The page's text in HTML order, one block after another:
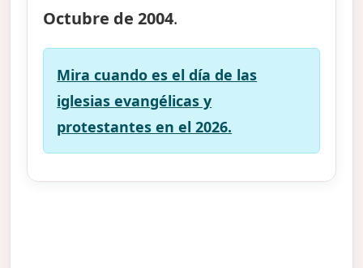
Octubre de 2004.
Mira cuando es el día de las
iglesias evangélicas y
protestantes en el 2026.